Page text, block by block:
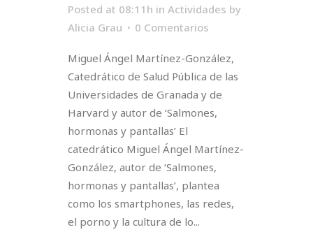
Posted at 08:11h in Actividades by
Alicia Grau
0 Comentarios
Miguel Ángel Martínez-González,
Catedrático de Salud Pública de las
Universidades de Granada y de
Harvard y autor de ‘Salmones,
hormonas y pantallas’ El
catedrático Miguel Ángel Martínez-
González, autor de ‘Salmones,
hormonas y pantallas’, plantea
como los smartphones, las redes,
el porno y la cultura de lo...